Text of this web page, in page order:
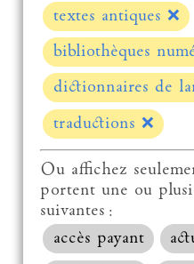
textes antiques ❌
bibliothèques
dictionnaires de
traductions ❌
Ou affichez
portent une ou
suivantes :
accès payant